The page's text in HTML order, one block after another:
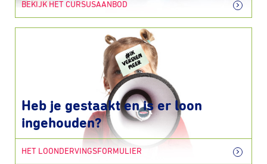
BEKIJK HET CURSUSAANBOD
Heb je gestaakt en is er loon
ingehouden?
HET LOONDERVINGSFORMULIER